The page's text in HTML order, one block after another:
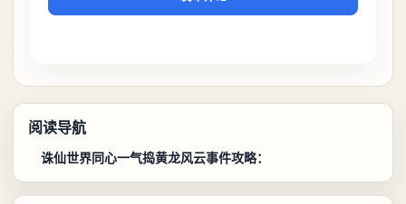
阅读导航
诛仙世界同心一气捣黄龙风云事件攻略：